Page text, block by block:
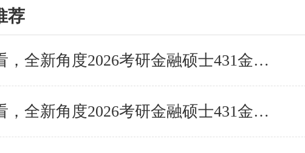
荐
报考人必看，全新角度2026考研金融硕士431金融学综合备
报考人必看，全新角度2026考研金融硕士431金融学综合备